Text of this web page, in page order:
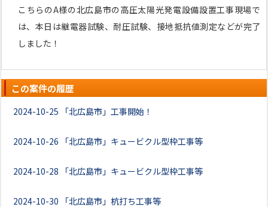
こちらのA様の北広島市の高圧太陽光発電設備設置工事現場で
は、本日は継電器試験、耐圧試験、接地抵抗値測定などが完了
しました！
この案件の履歴
2024-10-25 「北広島市」工事開始！
2024-10-26 「北広島市」キュービクル型枠工事等
2024-10-28 「北広島市」キュービクル型枠工事等
2024-10-30 「北広島市」杭打ち工事等